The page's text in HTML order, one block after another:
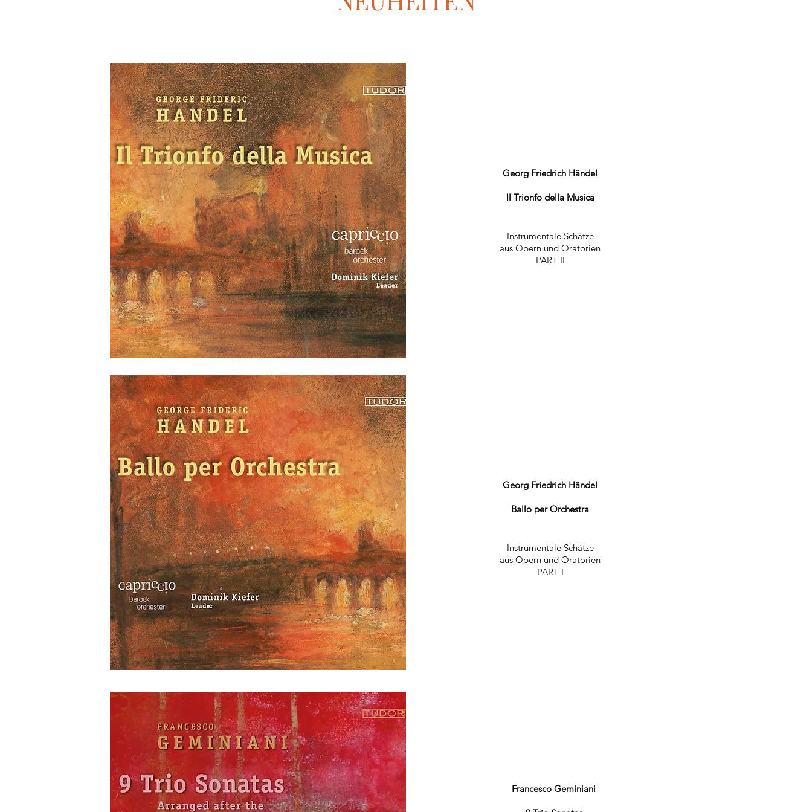
Georg Friedrich Händel
Il Trionfo della Musica
Instrumentale Schätze
aus Opern und Oratorien
PART II
Georg Friedrich Händel
Ballo per Orchestra
InstrumentaleSchätze
aus Opern und Oratorien
PART I
Francesco Geminiani